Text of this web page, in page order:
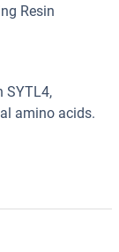
Resin
SYTL4,
amino acids.